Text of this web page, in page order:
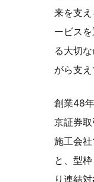
来を支
ービス
る大切
がら支え
創業48
京証券
施工会
と、型
り連結